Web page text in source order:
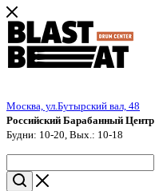
Москва, ул.Бутырский вал, 48
Российский Барабанный Центр
Будни: 10-20, Вых.: 10-18